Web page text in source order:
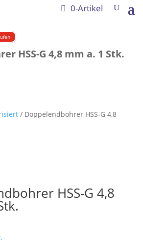
0-Artikel
HSS-G 4,8 mm a. 1 Stk.
/ Doppelendbohrer HSS-G 4,8
HSS-G 4,8